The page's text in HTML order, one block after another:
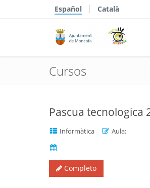
Español Català
Cursos
Pascua tecnologica
Informàtica Aula:
Completo